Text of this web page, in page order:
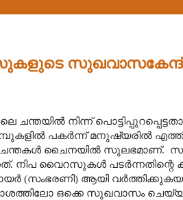
ചന്തയിൽ നിന്ന്
പാമ്പുകളിൽ പകർന്ന് മനുഷ്യരിൽ
ചന്തകൾ ചൈനയിൽ സുലഭമാണ്.
നിപ വൈറസുകൾ പടർന്നതിന്റെ
(സംഭരണി) ആയി
ഒക്കെ സുഖവാസം